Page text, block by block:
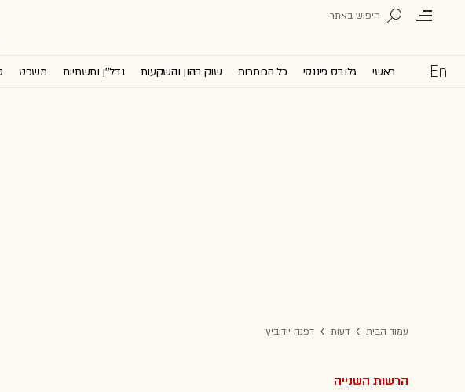
ראשי גלובס פיננסי כל הכותרות שוק ההון והשקעות נדל''ן ותשתיות משפט
עמוד הבית דעות דפנה יודוביץ'
הרשות השנייה